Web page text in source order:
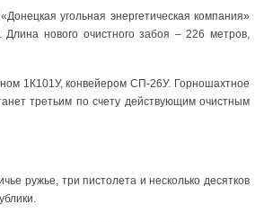
угольная энергетическая компания»
нового очистного забоя – 226 метров,
1К101У, конвейером СП-26У. Горношахтное
третьим по счету действующим очистным
ружье, три пистолета и несколько десятков